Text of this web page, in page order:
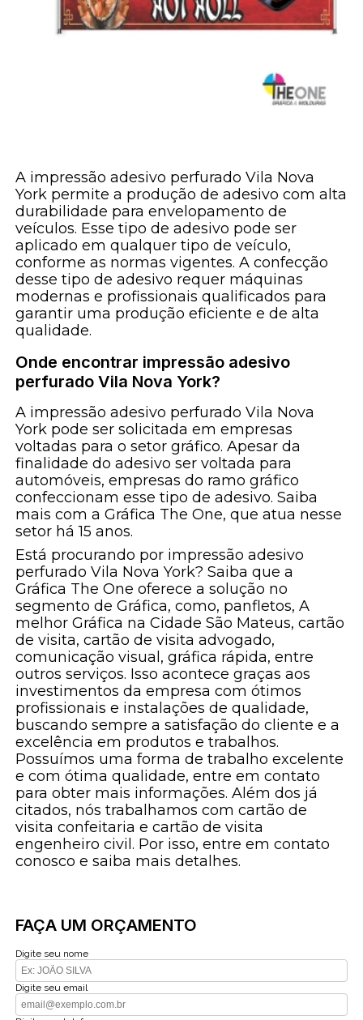
A impressão adesivo perfurado Vila Nova
York permite a produção de adesivo com alta
durabilidade para envelopamento de
veículos. Esse tipo de adesivo pode ser
aplicado em qualquer tipo de veículo,
conforme as normas vigentes. A confecção
desse tipo de adesivo requer máquinas
modernas e profissionais qualificados para
garantir uma produção eficiente e de alta
qualidade.
Onde encontrar impressão adesivo
perfurado Vila Nova York?
A impressão adesivo perfurado Vila Nova
York pode ser solicitada em empresas
voltadas para o setor gráfico. Apesar da
finalidade do adesivo ser voltada para
automóveis, empresas do ramo gráfico
confeccionam esse tipo de adesivo. Saiba
mais com a Gráfica The One, que atua nesse
setor há 15 anos.
Está procurando por impressão adesivo
perfurado Vila Nova York? Saiba que a
Gráfica The One oferece a solução no
segmento de Gráfica, como, panfletos, A
melhor Gráfica na Cidade São Mateus, cartão
de visita, cartão de visita advogado,
comunicação visual, gráfica rápida, entre
outros serviços. Isso acontece graças aos
investimentos da empresa com ótimos
profissionais e instalações de qualidade,
buscando sempre a satisfação do cliente e a
excelência em produtos e trabalhos.
Possuímos uma forma de trabalho excelente
e com ótima qualidade, entre em contato
para obter mais informações. Além dos já
citados, nós trabalhamos com cartão de
visita confeitaria e cartão de visita
engenheiro civil. Por isso, entre em contato
conosco e saiba mais detalhes.
FAÇA UM ORÇAMENTO
Digite seu nome
Digite seu email